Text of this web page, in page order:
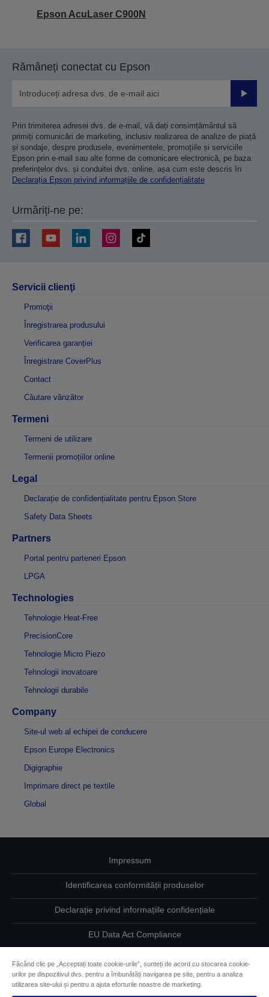
Epson AcuLaser C900N
Rămâneți conectat cu Epson
Prin trimiterea adresei dvs. de e-mail, vă dați consimțământul să
primiți comunicări de marketing, inclusiv realizarea de analize de piață
și sondaje, despre produsele, evenimentele, promoțiile și serviciile
Epson prin e-mail sau alte forme de comunicare electronică, pe baza
preferințelor dvs. și conduitei dvs. online, așa cum este descris în
Declarația Epson privind informațiile de confidențialitate
Urmăriți-ne pe:
Servicii clienţi
Promoţii
Înregistrarea produsului
Verificarea garanției
Înregistrare CoverPlus
Contact
Căutare vânzător
Termeni
Termeni de utilizare
Termenii promoțiilor online
Legal
Declarație de confidențialitate pentru Epson Store
Safety Data Sheets
Partners
Portal pentru parteneri Epson
LPGA
Technologies
Tehnologie Heat-Free
PrecisionCore
Tehnologie Micro Piezo
Tehnologii inovatoare
Tehnologii durabile
Company
Site-ul web al echipei de conducere
Epson Europe Electronics
Digigraphie
Imprimare direct pe textile
Global
Impressum
Identificarea conformității produselor
Declarație privind informațiile confidențiale
EU Data Act Compliance
Informaţii despre modulele cookie
Făcând clic pe „Acceptați toate cookie-urile”, sunteți de acord cu stocarea cookie-
urilor pe dispozitivul dvs. pentru a îmbunătăți navigarea pe site, pentru a analiza
utilizarea site-ului și pentru a ajuta eforturile noastre de marketing.